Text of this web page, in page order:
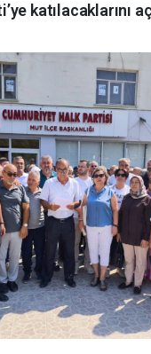
katılacaklarını